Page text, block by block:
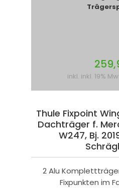
inkl. inkl. 19%
Thule Fixpoint
Dachträger f.
W247, Bj.
2 Alu
Fixpunkten im